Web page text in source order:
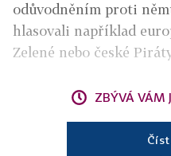
odůvodněním proti
hlasovali například
Zelené nebo české
ZBÝVÁ VÁM